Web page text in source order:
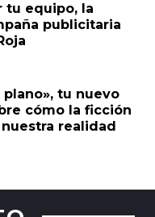
tu equipo, la
publicitaria
plano», tu nuevo
cómo la ficción
realidad